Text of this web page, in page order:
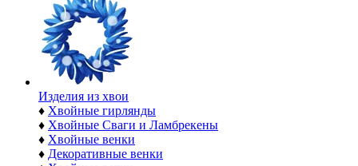
Изделия из хвои
♦ Хвойные гирлянды
♦ Хвойные Сваги и Ламбрекены
♦ Хвойные венки
♦ Декоративные венки